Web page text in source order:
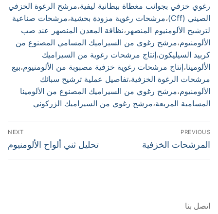
رغوي خزفي بجوانب مغطاة ببطانية ليفية،مرشح الرغوة الخزفي
الصيني (Cff)
،مرشحات رغوية مزودة بحشية،مرشحات صناعية
لترشيح الألومنيوم المنصهر ،نظافة المعدن المنصهر عند صب
الألومنيوم،مرشح رغوي من السيراميك المسامي المصنوع من
كربيد السيليكون،إنتاج مرشحات رغوية من السيراميك
الألومينا،إنتاج مرشحات رغوية خزفية مصبوبة من الألومنيوم،بيع
مرشحات الرغوة الخزفية،تفاصيل عملية ترشيح سبائك
الألومنيوم،مرشح رغوي من السيراميك المصنوع من الألومينا
المسامية المربعة،مرشح رغوي من السيراميك الزركوني
تصفّح
المقالات
PREVIOUS
Previous
المرشحات الخزفية
NEXT
Next
تحليل ثني ألواح الألومنيوم
اتصل بنا